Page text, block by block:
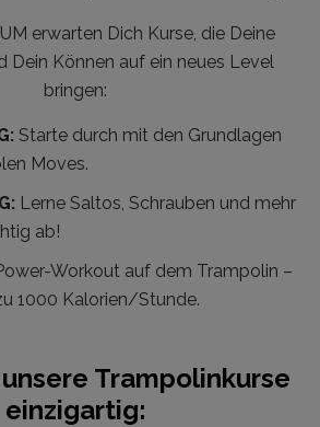
erwarten Dich Kurse, die Deine
Dein Können auf ein neues Level
bringen:
Starte durch mit den Grundlagen
Moves.
Lerne Saltos, Schrauben und mehr
ab!
Workout auf dem Trampolin –
1000 Kalorien/Stunde.
Trampolinkurse
einzigartig: